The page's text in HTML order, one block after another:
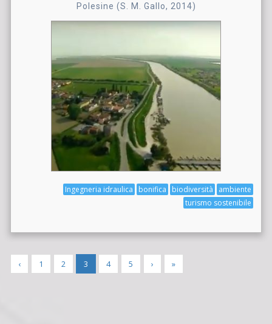
Polesine (S. M. Gallo, 2014)
ambiente
biodiversità
bonifica
Ingegneria idraulica
turismo sostenibile
‹ 1 2 3 4 5 › »